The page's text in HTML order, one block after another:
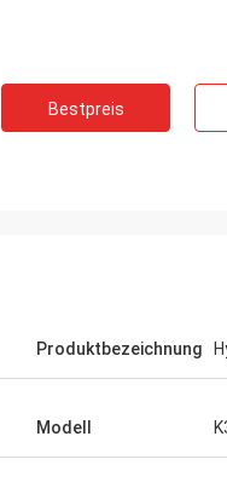
Bestpreis
Produktbezeichnung
Modell